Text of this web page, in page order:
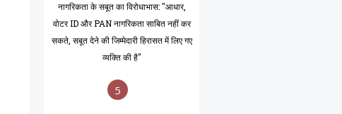
नागरिकता के सबूत का विरोधाभास: "आधार,
वोटर ID और PAN नागरिकता साबित नहीं कर
सकते, सबूत देने की जिम्मेदारी हिरासत में लिए गए
व्यक्ति की है"
5